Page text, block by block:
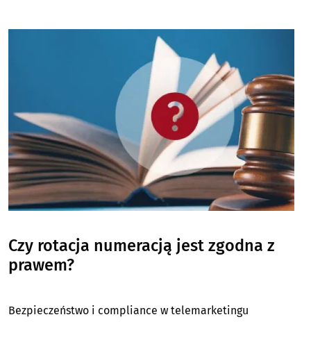
Czy rotacja numeracją jest zgodna z
prawem?
Bezpieczeństwo i compliance w telemarketingu